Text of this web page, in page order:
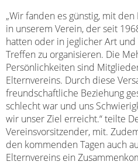
„Wir fanden es günstig, mit
in unserem Verein, der seit
hatten oder in jeglicher Art
Treffen zu organisieren. Die
Persönlichkeiten sind
Elternvereins. Durch diese
freundschaftliche Beziehung
schlecht war und uns
wir unser Ziel erreicht.“ teilte
Vereinsvorsitzender, mit.
den kommenden Tagen auch
Elternvereins ein